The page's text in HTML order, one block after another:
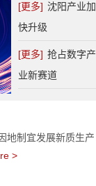
[更多] 沈阳产业加
快升级
[更多] 抢占数字产
业新赛道
地制宜发展新质生产
more >